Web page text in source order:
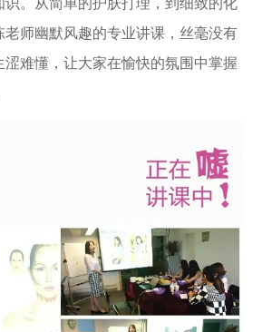
识。从简单的护肤打理，到细致的化
老师幽默风趣的专业讲课，丝毫没有
难懂，让大家在愉快的氛围中掌握